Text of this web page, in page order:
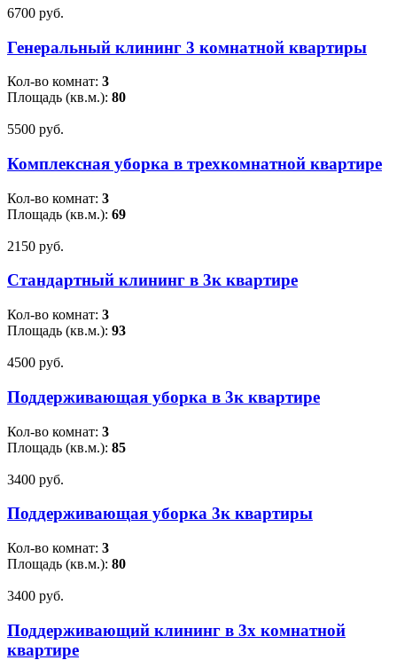
6700 pуб.
Генеральный клининг 3 комнатной квартиры
Кол-во комнат: 3
Площадь (кв.м.): 80
5500 pуб.
Комплексная уборка в трехкомнатной квартире
Кол-во комнат: 3
Площадь (кв.м.): 69
2150 pуб.
Стандартный клининг в 3к квартире
Кол-во комнат: 3
Площадь (кв.м.): 93
4500 pуб.
Поддерживающая уборка в 3к квартире
Кол-во комнат: 3
Площадь (кв.м.): 85
3400 pуб.
Поддерживающая уборка 3к квартиры
Кол-во комнат: 3
Площадь (кв.м.): 80
3400 pуб.
Поддерживающий клининг в 3х комнатной
квартире